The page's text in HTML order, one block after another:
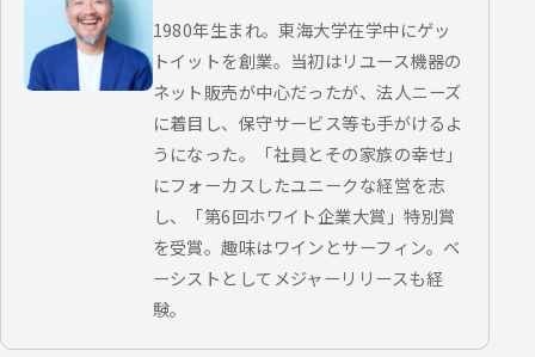
1980年生まれ。東海大学在学中にゲッ
トイットを創業。当初はリユース機器の
ネット販売が中心だったが、法人ニーズ
に着目し、保守サービス等も手がけるよ
うになった。「社員とその家族の幸せ」
にフォーカスしたユニークな経営を志
し、「第6回ホワイト企業大賞」特別賞
を受賞。趣味はワインとサーフィン。ベ
ーシストとしてメジャーリリースも経
験。